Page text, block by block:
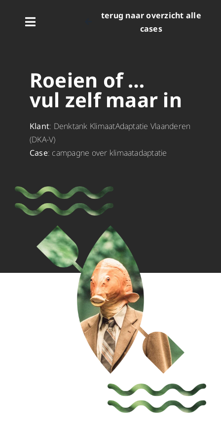
Toggle
services
terug naar overzicht alle
cases
Roeien of …
vul zelf maar in
Klant: Denktank KlimaatAdaptatie Vlaanderen
(DKA-V)
Case: campagne over klimaatadaptatie